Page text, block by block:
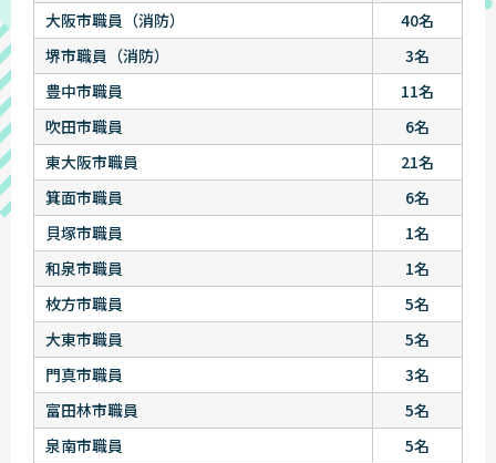
大阪市職員（消防）
40名
堺市職員（消防）
3名
豊中市職員
11名
吹田市職員
6名
東大阪市職員
21名
箕面市職員
6名
貝塚市職員
1名
和泉市職員
1名
枚方市職員
5名
大東市職員
5名
門真市職員
3名
富田林市職員
5名
泉南市職員
5名